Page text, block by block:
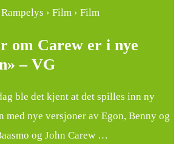
› Film › Film
om Carew er i nye
– VG
ble det kjent at det spilles inn ny
med nye versjoner av Egon, Benny og
og John Carew …